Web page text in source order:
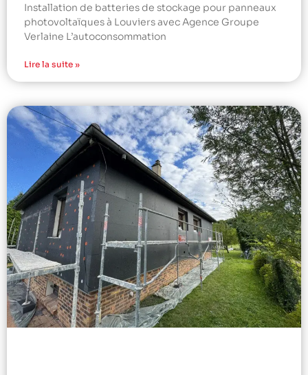
Installation de batteries de stockage pour panneaux
photovoltaïques à Louviers avec Agence Groupe
Verlaine L’autoconsommation
Lire la suite »